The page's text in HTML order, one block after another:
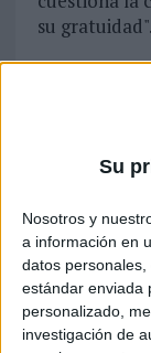
Su
Nosotros y
a información en
datos
estándar enviada
personalizado,
investigación de
su gratuidad".
para su
que
poniendo
y del
de Grupo
publicitarios,
mancha
páginas de